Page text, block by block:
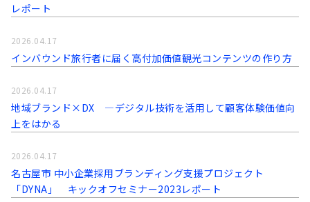
レポート
インバウンド旅行者に届く高付加価値観光コンテンツの作り方
2026.04.17
地域ブランド×DX ―デジタル技術を活用して顧客体験価値向
上をはかる
2026.04.17
名古屋市 中小企業採用ブランディング支援プロジェクト
「DYNA」 キックオフセミナー2023レポート
2026.04.17